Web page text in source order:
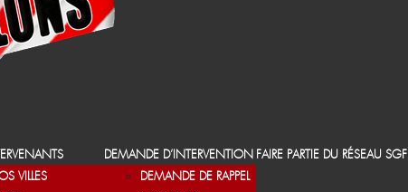
VILLES
DEMANDE D’INTERVENTION
DEMANDE DE RAPPEL
FAIRE PARTIE DU RÉSEAU SGF